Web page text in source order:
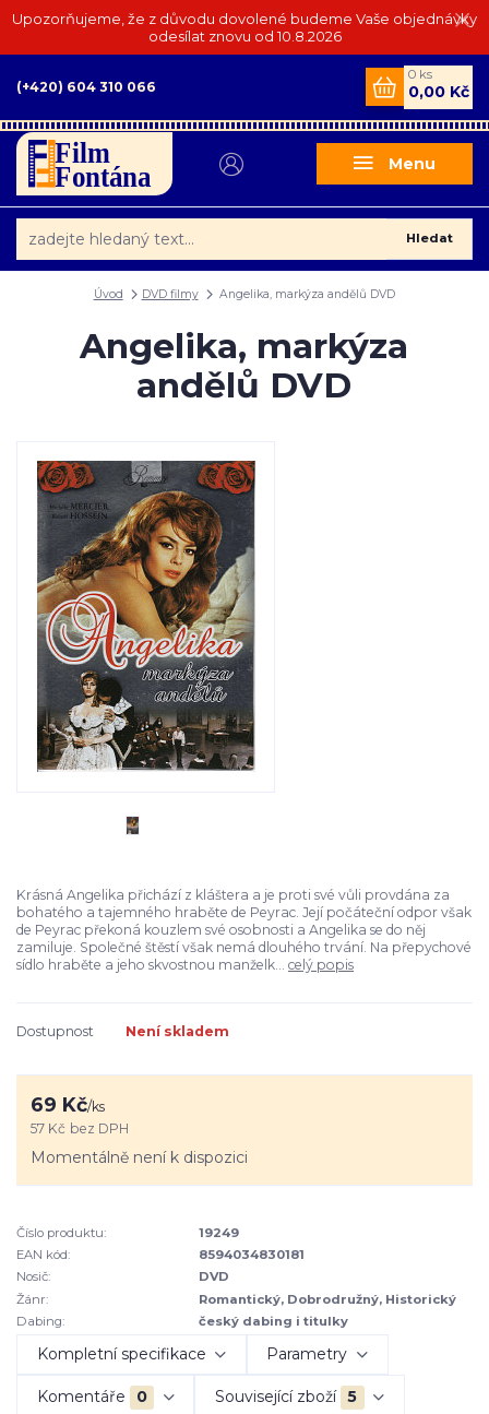
Upozorňujeme, že z důvodu dovolené budeme Vaše objednávky
odesílat znovu od 10.8.2026
Menu
Hledat
(+420) 604 310 066
0 ks
0,00 Kč
Úvod DVD filmy Angelika, markýza andělů DVD
Angelika, markýza
andělů DVD
Krásná Angelika přichází z kláštera a je proti své vůli provdána za
bohatého a tajemného hraběte de Peyrac. Její počáteční odpor však
de Peyrac překoná kouzlem své osobnosti a Angelika se do něj
zamiluje. Společné štěstí však nemá dlouhého trvání. Na přepychové
sídlo hraběte a jeho skvostnou manželk... celý popis
Dostupnost Není skladem
69 Kč/ks
57 Kč bez DPH
Momentálně není k dispozici
Číslo produktu:
19249
EAN kód:
8594034830181
Nosič:
DVD
Žánr:
Romantický, Dobrodružný, Historický
Dabing:
český dabing i titulky
Kompletní specifikace Parametry
Komentáře 0 Související zboží 5